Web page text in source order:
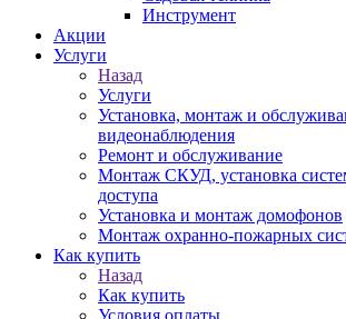
Инструмент
Акции
Услуги
Назад
Услуги
Установка, монтаж и
видеонаблюдения
Ремонт и обслуживание
Монтаж СКУД, установка
доступа
Установка и монтаж домофонов
Монтаж охранно-пожарных
Как купить
Назад
Как купить
Условия оплаты